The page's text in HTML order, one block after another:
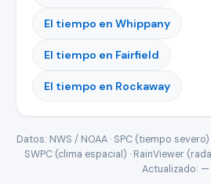
El tiempo en Whippany
El tiempo en Fairfield
El tiempo en Rockaway
Datos: NWS / NOAA · SPC (tiempo
SWPC (clima espacial) · RainViewer
Actualizado: —